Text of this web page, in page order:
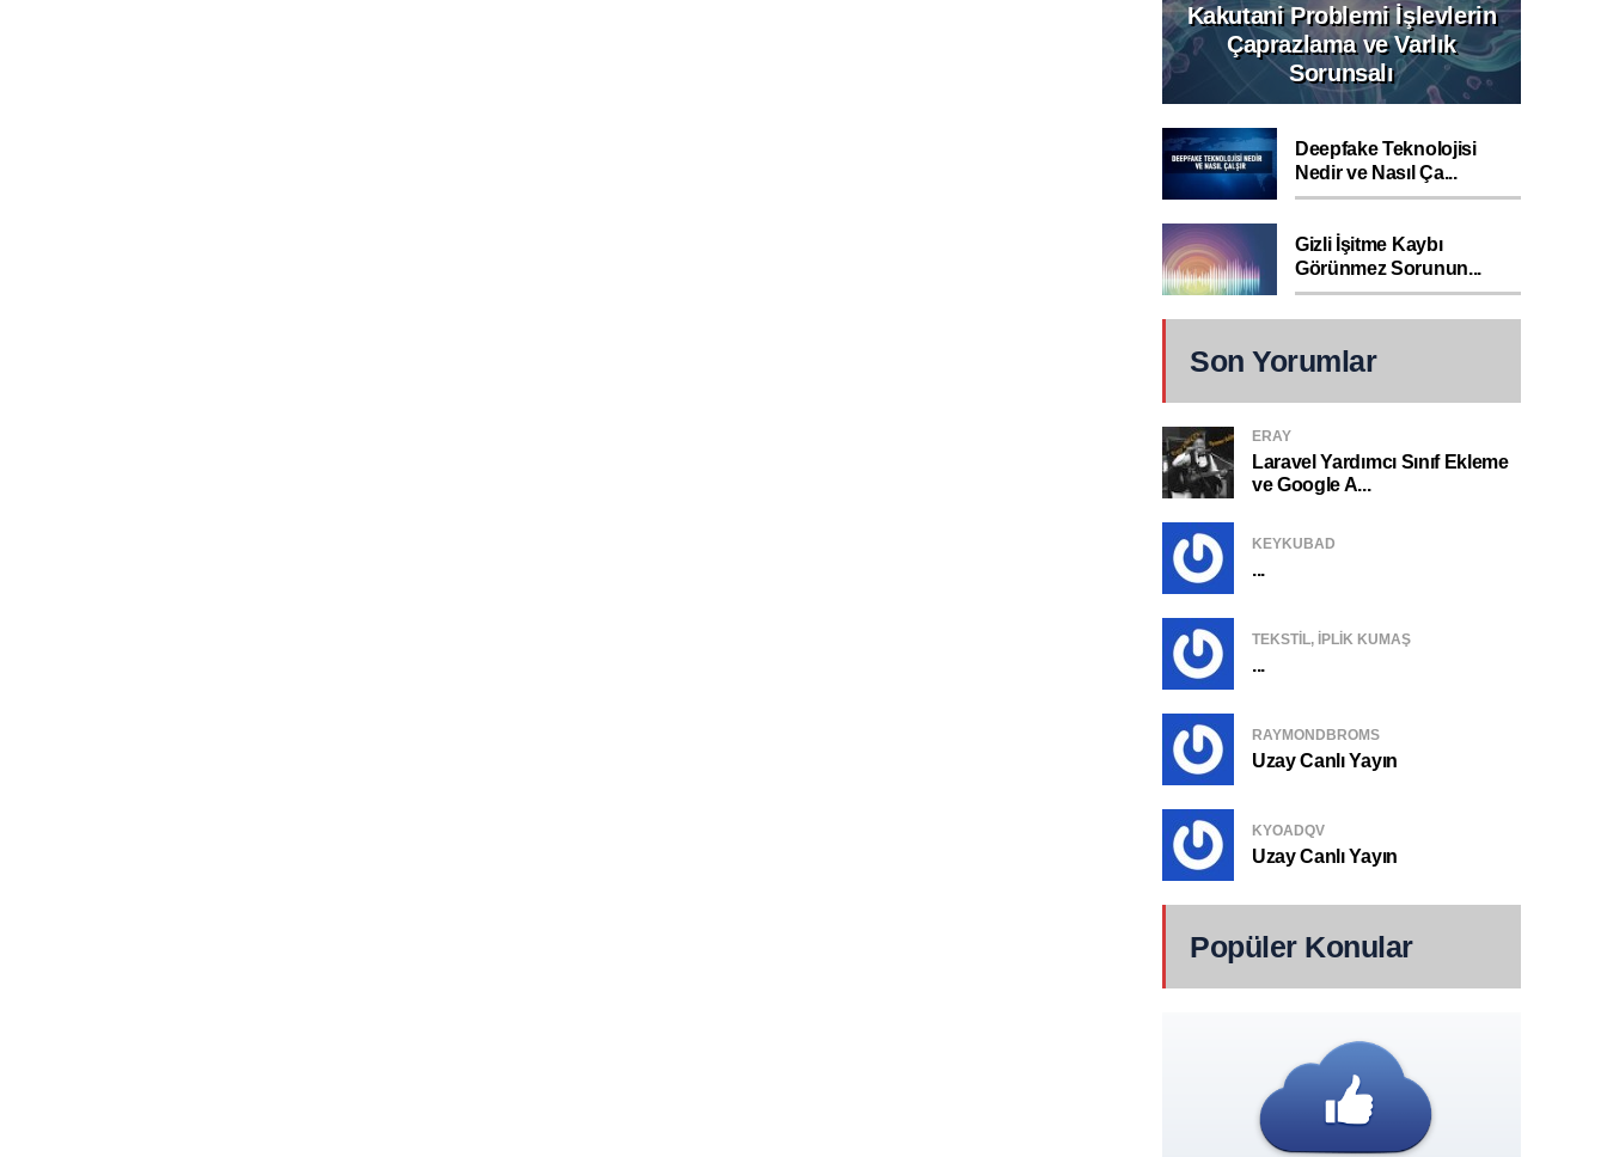
Kakutani Problemi İşlevlerin
Çaprazlama ve Varlık
Sorunsalı
Deepfake Teknolojisi
Nedir ve Nasıl Ça...
Gizli İşitme Kaybı
Görünmez Sorunun...
Son Yorumlar
ERAY
Laravel Yardımcı Sınıf Ekleme
ve Google A...
KEYKUBAD
...
TEKSTIL, IPLIK KUMAŞ
...
RAYMONDBROMS
Uzay Canlı Yayın
KYOADQV
Uzay Canlı Yayın
Popüler Konular